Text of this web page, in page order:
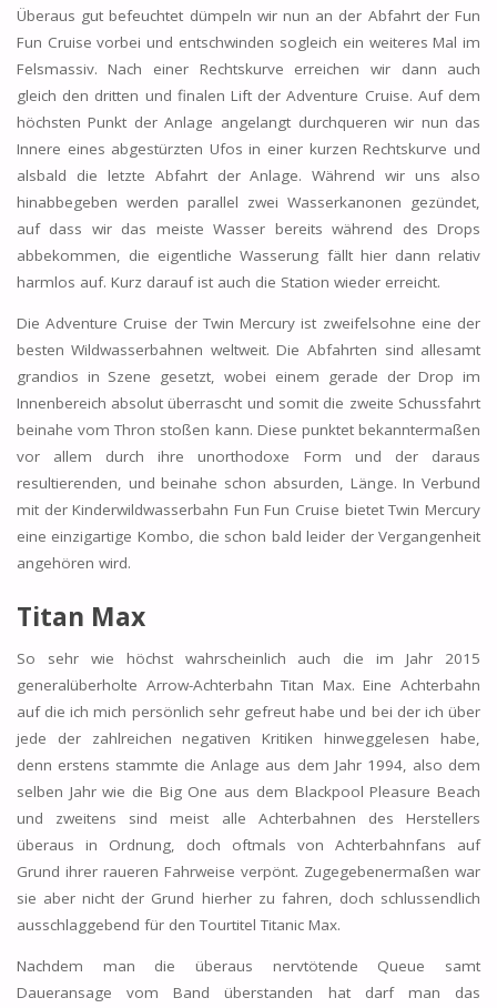
Überaus gut befeuchtet dümpeln wir nun an der Abfahrt der Fun
Fun Cruise vorbei und entschwinden sogleich ein weiteres Mal im
Felsmassiv. Nach einer Rechtskurve erreichen wir dann auch
gleich den dritten und finalen Lift der Adventure Cruise. Auf dem
höchsten Punkt der Anlage angelangt durchqueren wir nun das
Innere eines abgestürzten Ufos in einer kurzen Rechtskurve und
alsbald die letzte Abfahrt der Anlage. Während wir uns also
hinabbegeben werden parallel zwei Wasserkanonen gezündet,
auf dass wir das meiste Wasser bereits während des Drops
abbekommen, die eigentliche Wasserung fällt hier dann relativ
harmlos auf. Kurz darauf ist auch die Station wieder erreicht.
Die Adventure Cruise der Twin Mercury ist zweifelsohne eine der
besten Wildwasserbahnen weltweit. Die Abfahrten sind allesamt
grandios in Szene gesetzt, wobei einem gerade der Drop im
Innenbereich absolut überrascht und somit die zweite Schussfahrt
beinahe vom Thron stoßen kann. Diese punktet bekanntermaßen
vor allem durch ihre unorthodoxe Form und der daraus
resultierenden, und beinahe schon absurden, Länge. In Verbund
mit der Kinderwildwasserbahn Fun Fun Cruise bietet Twin Mercury
eine einzigartige Kombo, die schon bald leider der Vergangenheit
angehören wird.
Titan Max
So sehr wie höchst wahrscheinlich auch die im Jahr 2015
generalüberholte Arrow-Achterbahn Titan Max. Eine Achterbahn
auf die ich mich persönlich sehr gefreut habe und bei der ich über
jede der zahlreichen negativen Kritiken hinweggelesen habe,
denn erstens stammte die Anlage aus dem Jahr 1994, also dem
selben Jahr wie die Big One aus dem Blackpool Pleasure Beach
und zweitens sind meist alle Achterbahnen des Herstellers
überaus in Ordnung, doch oftmals von Achterbahnfans auf
Grund ihrer raueren Fahrweise verpönt. Zugegebenermaßen war
sie aber nicht der Grund hierher zu fahren, doch schlussendlich
ausschlaggebend für den Tourtitel Titanic Max.
Nachdem man die überaus nervtötende Queue samt
Daueransage vom Band überstanden hat darf man das